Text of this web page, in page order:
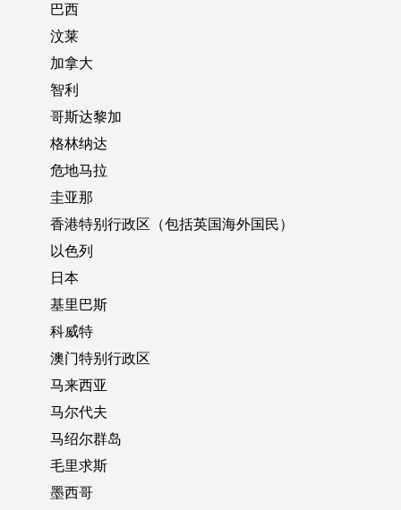
巴西
汶莱
加拿大
智利
哥斯达黎加
格林纳达
危地马拉
圭亚那
香港特别行政区（包括英国海外国民）
以色列
日本
基里巴斯
科威特
澳门特别行政区
马来西亚
马尔代夫
马绍尔群岛
毛里求斯
墨西哥